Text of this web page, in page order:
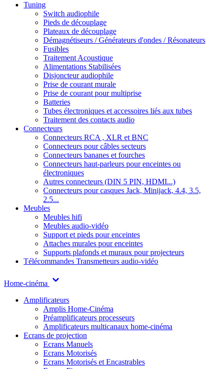
Tuning
Switch audiophile
Pieds de découplage
Plateaux de découplage
Démagnétiseurs / Générateurs d'ondes / Résonateurs
Fusibles
Traitement Acoustique
Alimentations Stabilisées
Disjoncteur audiophile
Prise de courant murale
Prise de courant pour multiprise
Batteries
Tubes électroniques et accessoires liés aux tubes
Traitement des contacts audio
Connecteurs
Connecteurs RCA , XLR et BNC
Connecteurs pour câbles secteurs
Connecteurs bananes et fourches
Connecteurs haut-parleurs pour enceintes ou
électroniques
Autres connecteurs (DIN 5 PIN, HDMI...)
Connecteurs pour casques Jack, Minijack, 4.4, 3.5,
2.5...
Meubles
Meubles hifi
Meubles audio-vidéo
Support et pieds pour enceintes
Attaches murales pour enceintes
Supports plafonds et muraux pour projecteurs
Télécommandes Transmetteurs audio-vidéo
Home-cinéma
Amplificateurs
Amplis Home-Cinéma
Préamplificateurs processeurs
Amplificateurs multicanaux home-cinéma
Ecrans de projection
Ecrans Manuels
Ecrans Motorisés
Ecrans Motorisés et Encastrables